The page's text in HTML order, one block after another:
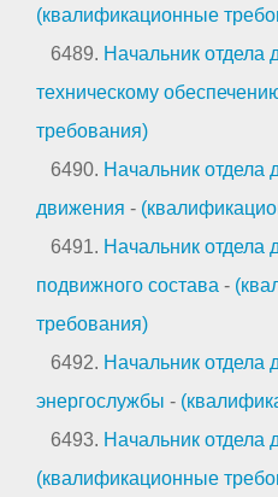
(квалификационные
6489. Начальник отдела
техническому
требования)
6490. Начальник отдела
движения -
6491. Начальник отдела
подвижного состава -
требования)
6492. Начальник отдела
энергослужбы -
6493. Начальник отдела
(квалификационные